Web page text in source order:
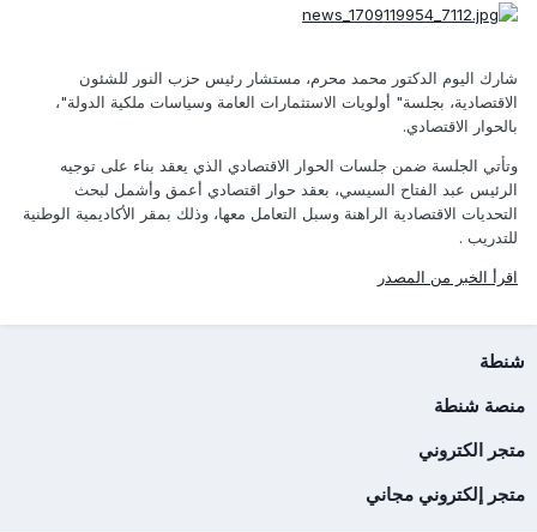
شارك اليوم الدكتور محمد محرم، مستشار رئيس حزب النور للشئون
الاقتصادية، بجلسة" أولويات الاستثمارات العامة وسياسات ملكية الدولة"،
بالحوار الاقتصادي.
وتأتي الجلسة ضمن جلسات الحوار الاقتصادي الذي يعقد بناء على توجيه
الرئيس عبد الفتاح السيسي، بعقد حوار اقتصادي أعمق وأشمل لبحث
التحديات الاقتصادية الراهنة وسبل التعامل معها، وذلك بمقر الأكاديمية الوطنية
للتدريب .
اقرأ الخبر من المصدر
شنطة
منصة شنطة
متجر الكتروني
متجر إلكتروني مجاني